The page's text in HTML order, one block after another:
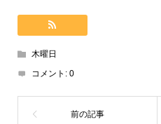
木曜日
コメント: 0